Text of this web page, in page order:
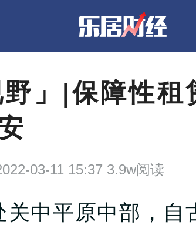
野」|保障性
03-11 15:37 3.9w阅读
关中平原中部，自